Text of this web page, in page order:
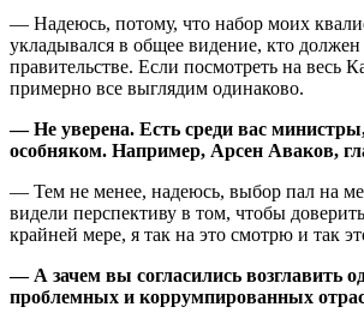
— Надеюсь, потому, что набор моих
укладывался в общее видение, кто
правительстве. Если посмотреть на весь
примерно все выглядим одинаково.
— Не уверена. Есть среди вас
особняком. Например, Арсен Аваков,
— Тем не менее, надеюсь, выбор пал на
видели перспективу в том, чтобы
крайней мере, я так на это смотрю и так
— А зачем вы согласились возглавить
проблемных и коррумпированных